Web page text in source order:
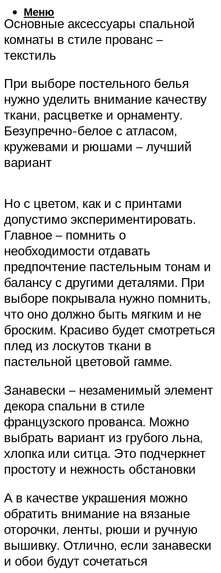
Меню
Основные аксессуары спальной
комнаты в стиле прованс –
текстиль
При выборе постельного белья
нужно уделить внимание качеству
ткани, расцветке и орнаменту.
Безупречно-белое с атласом,
кружевами и рюшами – лучший
вариант
Но с цветом, как и с принтами
допустимо экспериментировать.
Главное – помнить о
необходимости отдавать
предпочтение пастельным тонам и
балансу с другими деталями. При
выборе покрывала нужно помнить,
что оно должно быть мягким и не
броским. Красиво будет смотреться
плед из лоскутов ткани в
пастельной цветовой гамме.
Занавески – незаменимый элемент
декора спальни в стиле
французского прованса. Можно
выбрать вариант из грубого льна,
хлопка или ситца. Это подчеркнет
простоту и нежность обстановки
А в качестве украшения можно
обратить внимание на вязаные
оторочки, ленты, рюши и ручную
вышивку. Отлично, если занавески
и обои будут сочетаться